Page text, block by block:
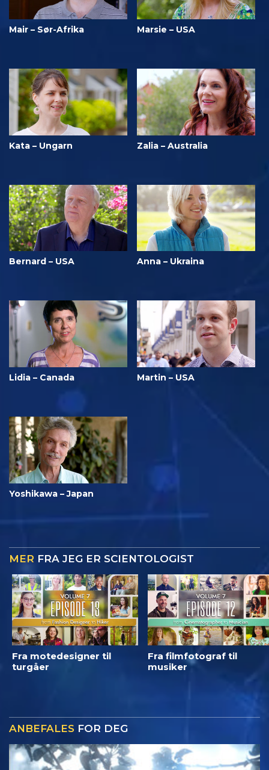
Mair – Sør-Afrika Marsie – USA
Kata – Ungarn Zalia – Australia
Bernard – USA Anna – Ukraina
Lidia – Canada Martin – USA
Yoshikawa – Japan
MER FRA JEG ER SCIENTOLOGIST
Fra motedesigner til
turgåer
Fra filmfotograf til
musiker
ANBEFALES FOR DEG